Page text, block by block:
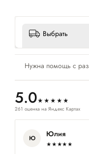
Выбрать
Нужна помощь с
5.0★★★★★
261 оценка на Яндекс Картах
Ю Юлия
★★★★★